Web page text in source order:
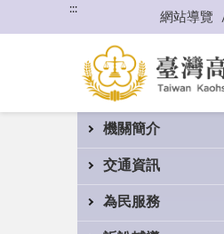
:::
網站導覽
機關簡介
交通資訊
為民服務